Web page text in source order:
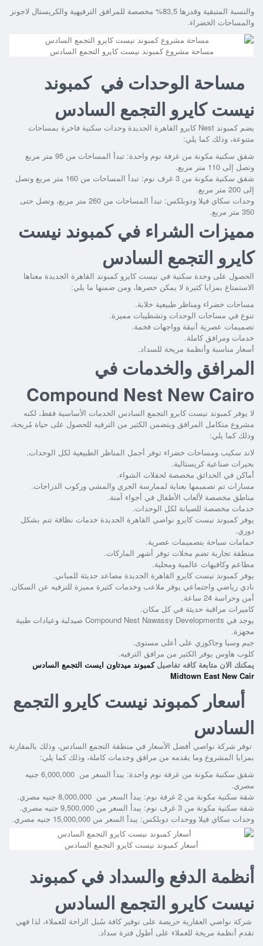
والنسبة المتبقية وقدرها 83,5% مخصصة للمرافق الترفيهية والكريستال لاجونز
والمساحات الخضراء.
مساحة مشروع كمبوند نيست كايرو التجمع السادس
مساحة الوحدات في كمبوند
نيست كايرو التجمع السادس
يضم كمبوند Nest كايرو القاهرة الجديدة
وحدات سكنية فاخرة بمساحات
متنوعة، وذلك كما يلي:
شقق سكنية مكونة من غرفة نوم واحدة: تبدأ المساحات من 95 متر مربع
وتصل إلى 110 متر مربع.
شقق سكنية مكونة من 3 غرف نوم: تبدأ المساحات من 160 متر مربع وتصل
إلى 200 متر مربع.
وحدات سكاي فيلا ودوبلكس: تبدأ المساحات من 260 متر مربع، وتصل حتى
350 متر مربع.
مميزات الشراء في كمبوند نيست
كايرو التجمع السادس
الحصول على وحدة سكنية في نيست كايرو كمبوند القاهرة الجديدة معناها
الاستمتاع بمزايا كثيرة لا يمكن حصرها، ومن ضمنها ما يلي:
مساحات خضراء ومناظر طبيعية خلابة.
تنوع في مساحات الوحدات وتشطيبات مميزة.
تصميمات عصرية أنيقة وواجهات فخمة.
خدمات ومرافق كاملة.
أسعار مناسبة وأنظمة مريحة للسداد.
المرافق والخدمات في
Compound Nest New Cairo
لا يوفر كمبوند نيست كايرو التجمع السادس الخدمات الأساسية فقط، لكنه
مشروع متكامل المرافق ويتضمن الكثير من الترفيه للحصول على حياة مُريحة،
وذلك كما يلي:
لاند سكيب ومساحات خضراء توفر أجمل المناظر الطبيعية لكل الوحدات.
بحيرات صناعية كريستالية.
أماكن في الحدائق مخصصة لحفلات الشواء.
مسارات تم تصميمها بعناية لممارسة الجري والمشي وركوب الدراجات.
مناطق مخصصة لألعاب الأطفال في أجواء آمنة.
خدمات مخصصة للصيانة لكل الوحدات.
يوفر كمبوند نيست كايرو نواصي القاهرة الجديدة خدمات نظافة تتم بشكل
دوري.
حمامات سباحة بتصميمات عصرية.
منطقة تجارية تضم محلات توفر أشهر الماركات.
مطاعم وكافيهات عالمية ومحلية.
يوفر كمبوند نيست كايرو القاهرة الجديدة مصاعد حديثة للمباني.
نادي رياضي واجتماعي يوفر ملاعب وخدمات كثيرة مميزة للترفيه عن السكان.
أمن وحراسة 24 ساعة.
كاميرات مراقبة حديثة في كل مكان.
يوجد في Compound Nest Nawassy Developments صيدلية
وعيادات طبية
مجهزة.
جيم وسبا وجاكوزي على أعلى مستوى.
كلوب هاوس يوفر الكثير من مرافق الترفيه.
يمكنك الان متابعة كافه تفاصيلكمبوند ميدتاون ايست التجمع السادس
Midtown East New Cair
أسعار كمبوند نيست كايرو التجمع
السادس
توفر شركة نواصي أفضل الأسعار في منطقة التجمع السادس، وذلك بالمقارنة
بمزايا المشروع وما يقدمه من مرافق وخدمات كاملة، وذلك كما يلي:
شقق سكنية مكونة من غرفة نوم واحدة: يبدأ السعر من 6,000,000 جنيه
مصري.
شقة سكنية مكونة من 2 غرفة نوم: يبدأ السعر من 8,000,000 جنيه مصري.
شقة سكنية مكونة من 3 غرف نوم: يبدأ السعر من 9,500,000 جنيه مصري.
وحدات سكاي فيلا ووحدات دوبلكس: يبدأ السعر من 15,000,000 جنيه مصري.
أسعار كمبوند نيست كايرو التجمع السادس
أنظمة الدفع والسداد في كمبوند
نيست كايرو التجمع السادس
شركة نواصي العقارية حريصة على توفير كافة سُبل الراحة للعملاء، لذا فهي
تقدم أنظمة مريحة للعملاء على أطول فترة سداد.